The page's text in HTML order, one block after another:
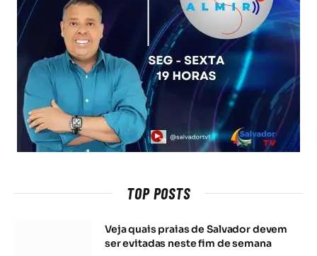
TOP POSTS
Veja quais praias de Salvador devem
ser evitadas neste fim de semana